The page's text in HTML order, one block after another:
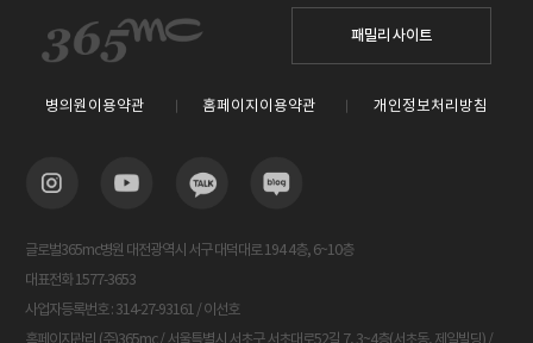
패밀리 사이트
병의원이용약관 홈페이지이용약관 개인정보처리방침
글로벌365mc병원 대전광역시 서구 대덕대로 194 4층, 6~10층
대표전화 1577-3653
사업자등록번호 : 314-27-93161 / 이선호
홈페이지관리 (주)365mc / 서울특별시 서초구 서초대로52길 7, 3~4층(서초동, 제일빌딩) /